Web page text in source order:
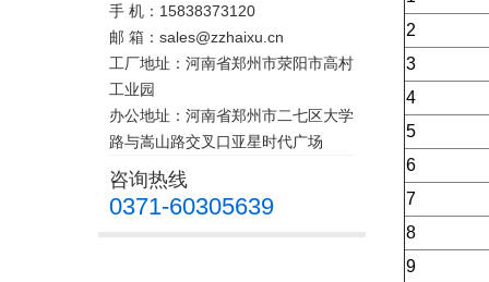
手 机：15838373120
邮 箱：sales@zzhaixu.cn
工厂地址：河南省郑州市荥阳市高村
工业园
办公地址：河南省郑州市二七区大学
路与嵩山路交叉口亚星时代广场
咨询热线
0371-60305639
2
3
4
5
6
7
8
9